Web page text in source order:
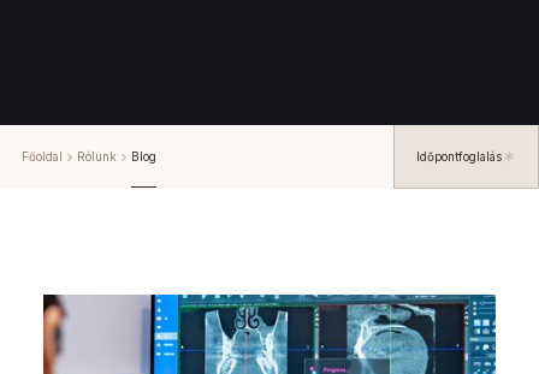
Főoldal Rólunk Blog Időpontfoglalás